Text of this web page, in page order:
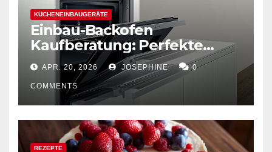
KÜCHENEINBAUGERÄTE
Einbau-Backofen
Kaufberatung: Perfekte
Kombination von Funktion
und Design
APR. 20, 2026 JOSEPHINE 0
COMMENTS
REZEPTE